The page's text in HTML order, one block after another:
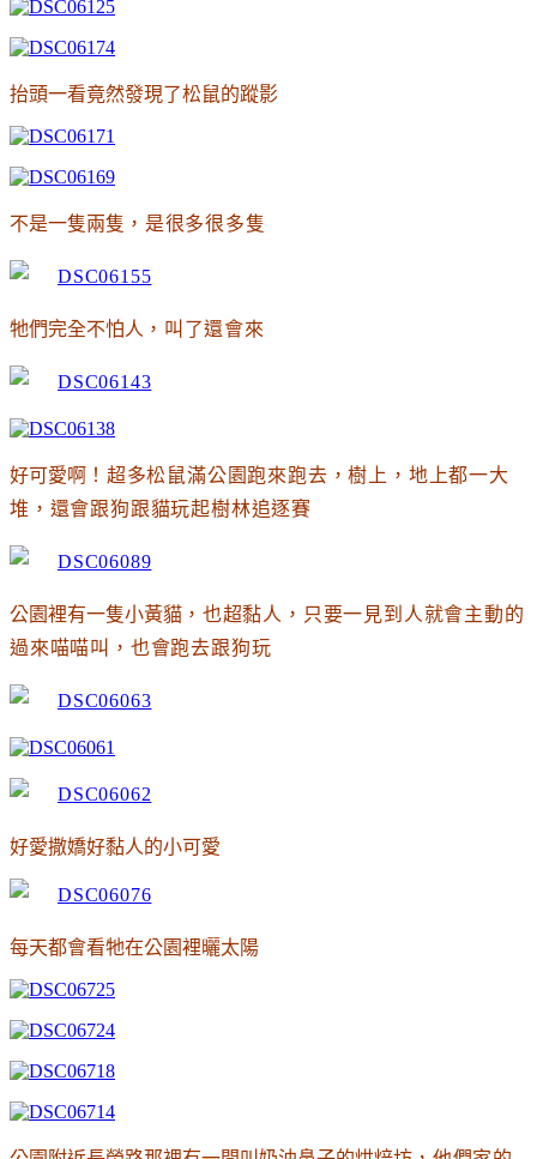
抬頭一看竟然發現了松鼠的蹤影
不是一隻兩隻 ，是很多很多隻
牠們完全不怕人 ，叫了還會來
好可愛啊 ！超多松鼠滿公園跑來跑去 ，樹上 ， 地上都一大
堆 ，還會跟狗跟貓玩起樹林追逐賽
公園裡有一隻小黃貓 ，也超黏人 ，只要一見到人就會主動的
過來喵喵叫 ，也會跑去跟狗玩
好愛撒嬌好黏人的小可愛
每天都會看牠在公園裡曬太陽